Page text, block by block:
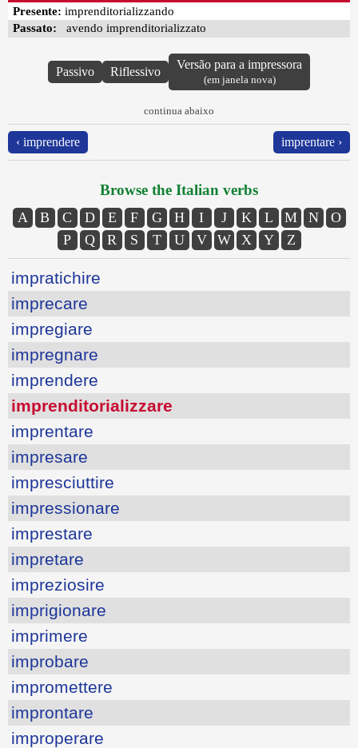
Presente: imprenditorializzando
Passato: avendo imprenditorializzato
Passivo Riflessivo
Versão para a impressora
(em janela nova)
continua abaixo
‹ imprendere imprentare ›
Browse the Italian verbs
A B C D E F G H I J K L M N
O
P
Q R S T U V W X Y Z
impratichire
imprecare
impregiare
impregnare
imprendere
imprenditorializzare
imprentare
impresare
impresciuttire
impressionare
imprestare
impretare
impreziosire
imprigionare
imprimere
improbare
impromettere
improntare
improperare